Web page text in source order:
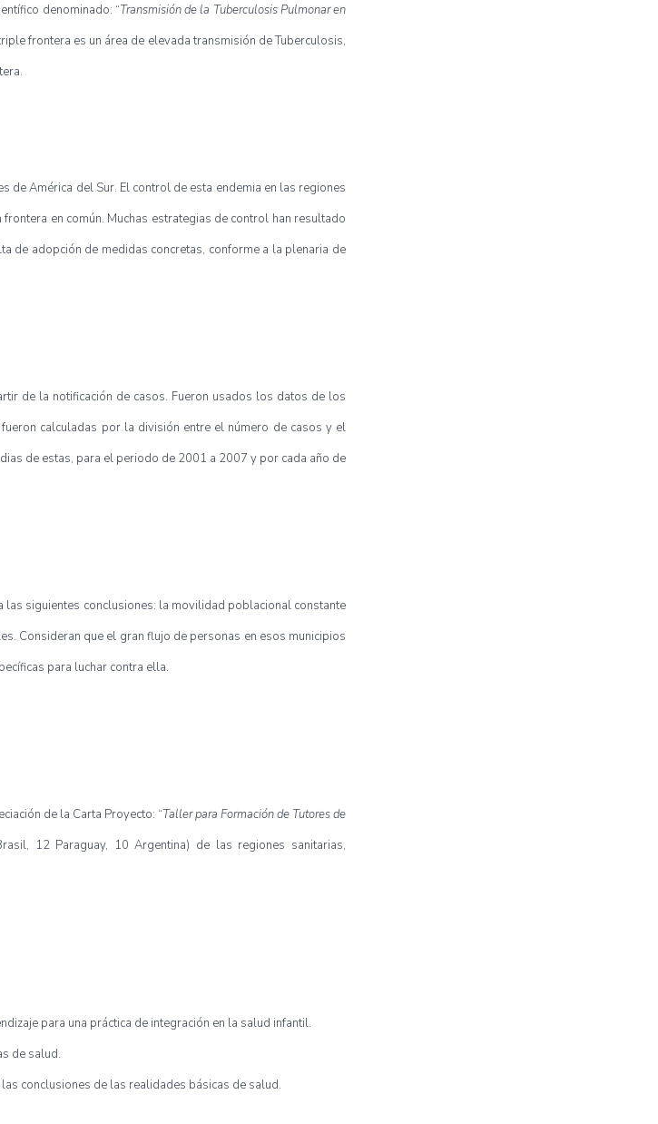
denominado: “Transmisión de la Tuberculosis Pulmonar en
frontera es un área de elevada transmisión de Tuberculosis,
América del Sur. El control de esta endemia en las regiones
en común. Muchas estrategias de control han resultado
de adopción de medidas concretas, conforme a la plenaria de
de la notificación de casos. Fueron usados los datos de los
calculadas por la división entre el número de casos y el
de estas, para el periodo de 2001 a 2007 y por cada año de
siguientes conclusiones: la movilidad poblacional constante
Consideran que el gran flujo de personas en esos municipios
para luchar contra ella.
de la Carta Proyecto: “Taller para Formación de Tutores de
12 Paraguay, 10 Argentina) de las regiones sanitarias,
para una práctica de integración en la salud infantil.
de salud.
conclusiones de las realidades básicas de salud.